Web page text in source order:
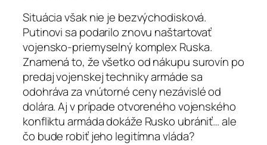
Situácia však nie je bezvýchodisková.
Putinovi sa podarilo znovu naštartovať
vojensko-priemyselný komplex Ruska.
Znamená to, že všetko od nákupu surovín po
predaj vojenskej techniky armáde sa
odohráva za vnútorné ceny nezávislé od
dolára. Aj v prípade otvoreného vojenského
konfliktu armáda dokáže Rusko ubrániť… ale
čo bude robiť jeho legitímna vláda?